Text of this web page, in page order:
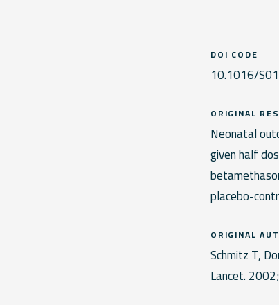
DOI CODE
10.1016/
ORIGINAL
Neonatal
given half
placebo-
ORIGINAL
Schmitz T,
Lancet.